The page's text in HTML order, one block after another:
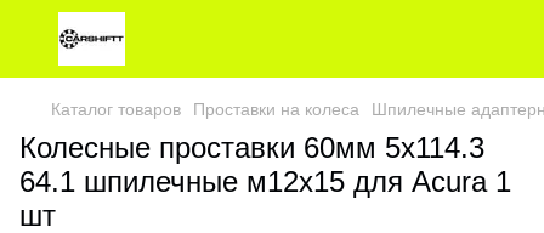
Каталог товаров Проставки на колеса Шпилечные
Колесные проставки 60мм 5х114.3
64.1 шпилечные м12х15 для Acura 1
шт